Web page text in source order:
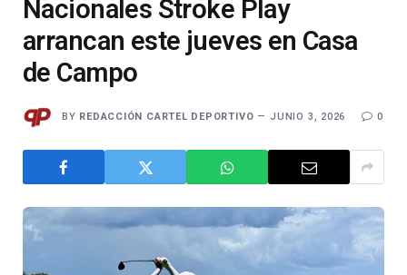
Nacionales Stroke Play
arrancan este jueves en Casa
de Campo
BY REDACCIÓN CARTEL DEPORTIVO JUNIO 3, 2026 0